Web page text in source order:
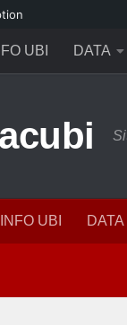
UBI DATA
INFO UBI DATA